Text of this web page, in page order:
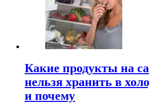
Какие продукты на
нельзя хранить в
и почему